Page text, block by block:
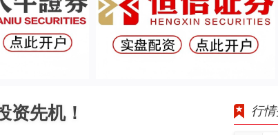
资先机！ 行